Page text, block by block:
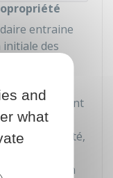
entraine
des
au bâtiment
exemple
eau, électricité,
et non
and
what